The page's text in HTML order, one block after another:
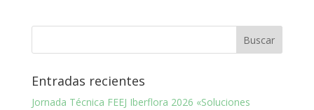
Entradas recientes
Jornada Técnica FEEJ Iberflora 2026 «Soluciones